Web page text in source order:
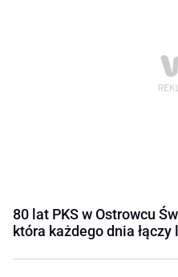
80 lat PKS w Ostrowcu
która każdego dnia łączy